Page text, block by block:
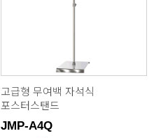
고급형 무여백 자석식
포스터스탠드
JMP-A4Q